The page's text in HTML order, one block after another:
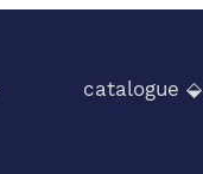
catalogue ⬙